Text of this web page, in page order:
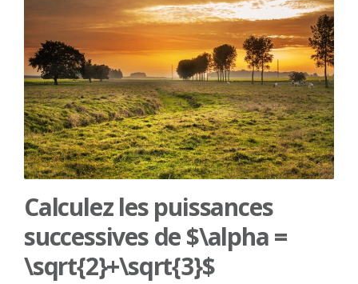
Calculez les puissances
successives de $\alpha =
\sqrt{2}+\sqrt{3}$